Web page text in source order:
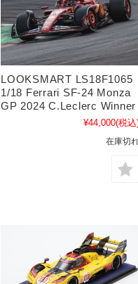
LOOKSMART LS18F1065
1/18 Ferrari SF-24 Monza
GP 2024 C.Leclerc Winner
¥44,000(税込
在庫切